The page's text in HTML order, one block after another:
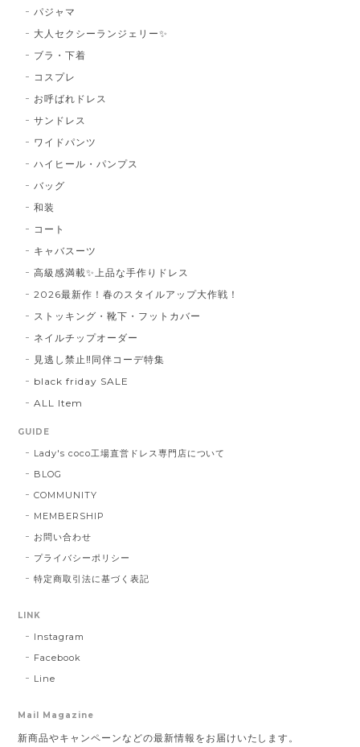
パジャマ
大人セクシーランジェリー✨
ブラ・下着
コスプレ
お呼ばれドレス
サンドレス
ワイドパンツ
ハイヒール・パンプス
バッグ
和装
コート
キャバスーツ
高級感満載✨上品な手作りドレス
2026最新作！春のスタイルアップ大作戦！
ストッキング・靴下・フットカバー
ネイルチップオーダー
見逃し禁止‼同伴コーデ特集
black friday SALE
ALL Item
GUIDE
Lady's coco工場直営ドレス専門店について
BLOG
COMMUNITY
MEMBERSHIP
お問い合わせ
プライバシーポリシー
特定商取引法に基づく表記
LINK
Instagram
Facebook
Line
Mail Magazine
新商品やキャンペーンなどの最新情報をお届けいたします。